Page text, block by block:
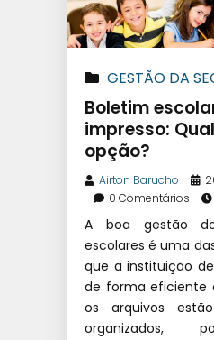
GESTÃO DA
Boletim
impresso:
opção?
Airton Barucho
0 Comentários
A boa gestão
escolares é uma
que a instituição
de forma eficiente
os arquivos
organizados,